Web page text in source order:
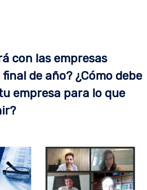
con las empresas
de año? ¿Cómo debe
empresa para lo que
?